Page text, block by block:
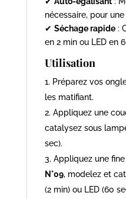
nécessaire, pour
✔ Séchage rapide:
en 2 min ou LED en
Utilisation
Préparez vos
les matifiant.
Appliquez une
catalysez sous
sec).
Appliquez une
N°09, modelez et
(2 min) ou LED (60